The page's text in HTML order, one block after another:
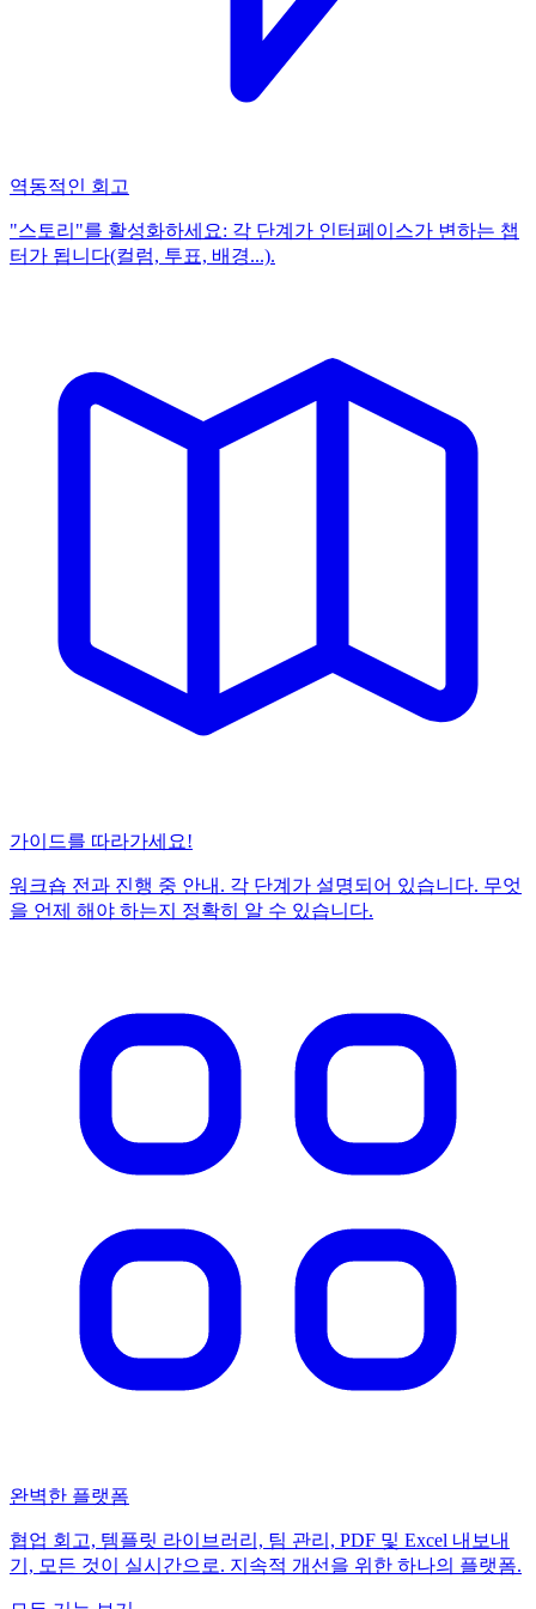
역동적인 회고
"스토리"를 활성화하세요: 각 단계가 인터페이스가 변하는 챕
터가 됩니다(컬럼, 투표, 배경...).
가이드를 따라가세요!
워크숍 전과 진행 중 안내. 각 단계가 설명되어 있습니다. 무엇
을 언제 해야 하는지 정확히 알 수 있습니다.
완벽한 플랫폼
협업 회고, 템플릿 라이브러리, 팀 관리, PDF 및 Excel 내보내
기, 모든 것이 실시간으로. 지속적 개선을 위한 하나의 플랫폼.